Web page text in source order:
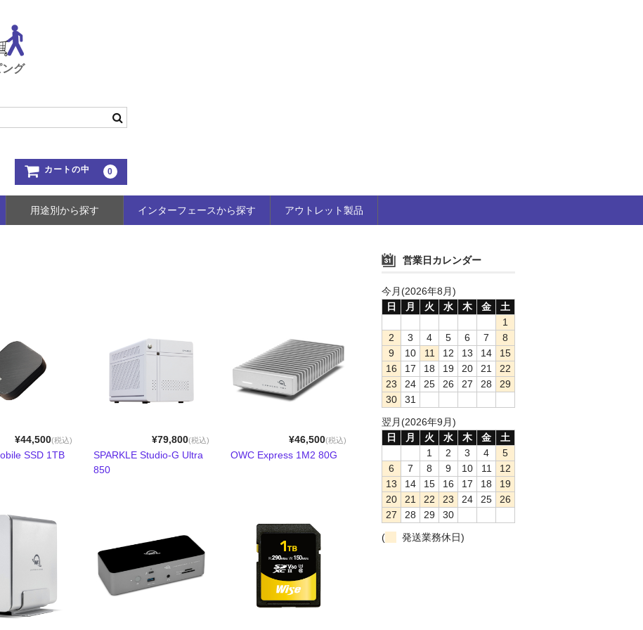
グ
カートの中 0
用途別から探す インターフェースから探す アウトレット製品
¥44,500(税込)
SSD 1TB
¥79,800(税込)
SPARKLE Studio-G Ultra
850
¥46,500(税込)
OWC Express 1M2 80G
営業日カレンダー
今月(2026年8月)
日
月 火 水 木 金
土
1
2
3 4 5 6 7
8
9
10 11 12 13 14
15
16
17 18 19 20 21
22
23
24 25 26 27 28
29
30
31
翌月(2026年9月)
日
月 火 水 木 金
土
1
2 3 4
5
6
7 8 9 10 11
12
13
14 15 16 17 18
19
20
21 22 23 24 25
26
27
28 29
30
(
発送業務休日)